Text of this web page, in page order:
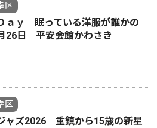
区
ａｙ 眠っている洋服が誰かの
日 平安会館かわさき
区
ャズ2026 重鎮から15歳の新星